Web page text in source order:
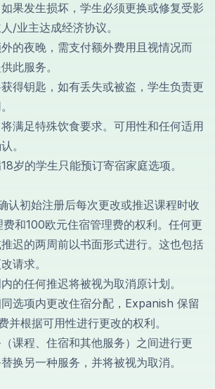
果发生损坏，学生必须更换或修复受影
/业主达成经济协议。
的夜晚，需支付额外费用且视情况而
此服务。
得钥匙，如有丢失或被盗，学生负责更
满足特殊饮食要求。可用性和任何适用
。
岁的学生只能预订寄宿家庭选项。
认初始注册后每次更改或推迟课程时收
和100欧元住宿管理费的权利。任何更
迟的两周前以书面形式进行。这也包括
请求。
的任何推迟将被视为取消原计划。
选项内更改住宿分配，Expanish 保留
并根据可用性进行更改的权利。
课程、住宿和其他服务）之间进行更
换另一种服务，并将被视为取消。